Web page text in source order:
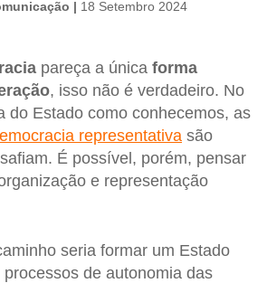
| 18 Setembro 2024
pareça a única forma
, isso não é verdadeiro. No
do Estado como conhecemos, as
representativa são
É possível, porém, pensar
e representação
seria formar um Estado
de autonomia das